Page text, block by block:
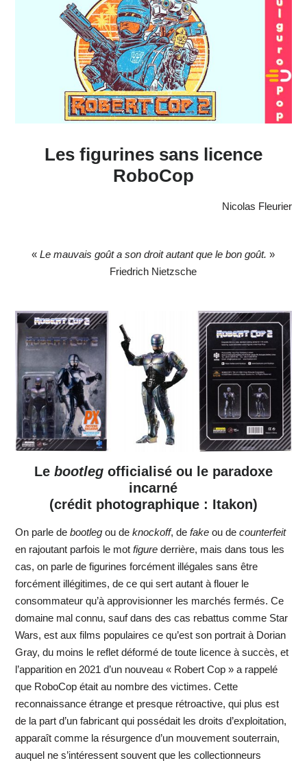
Les figurines sans licence
RoboCop
Nicolas Fleurier
«Le mauvais goût a son droit autant que le bon goût. »
Friedrich Nietzsche
Le bootlegofficialisé ou le paradoxe
incarné
(crédit photographique : Itakon)
On parle de bootlegou de knockoff, de fakeou de counterfeit
en rajoutant parfois le mot figurederrière, mais dans tous les
cas, on parle de figurines forcément illégales sans être
forcément illégitimes, de ce qui sert autant à flouer le
consommateur qu’à approvisionner les marchés fermés. Ce
domaine mal connu, sauf dans des cas rebattus comme Star
Wars, est aux films populaires ce qu’est son portrait à Dorian
Gray, du moins le reflet déformé de toute licence à succès, et
l’apparition en 2021 d’un nouveau « Robert Cop » a rappelé
que RoboCop était au nombre des victimes. Cette
reconnaissance étrange et presque rétroactive, qui plus est
de la part d’un fabricant qui possédait les droits d’exploitation,
apparaît comme la résurgence d’un mouvement souterrain,
auquel ne s’intéressent souvent que les collectionneurs